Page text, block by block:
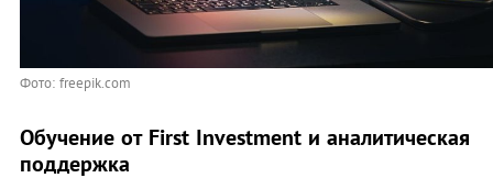
Фото: freepik.com
Обучение от First Investment и аналитическая
поддержка